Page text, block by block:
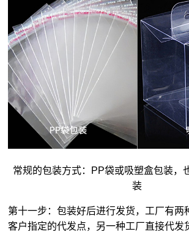
常规的包装方式：PP袋或吸塑盒包装，
装
第十一步：包装好后进行发货，工厂有两
客户指定的代发点，另一种工厂直接代发